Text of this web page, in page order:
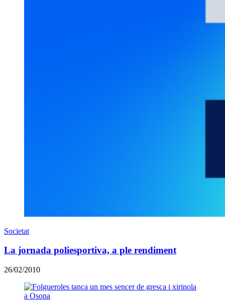
Societat
La jornada poliesportiva, a ple rendiment
26/02/2010